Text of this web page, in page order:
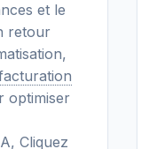
et le
retour
optimiser
Cliquez